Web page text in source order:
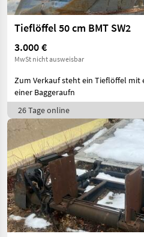
Tieflöffel 50 cm BMT SW2
3.000 €
MwSt nicht ausweisbar
Zum Verkauf steht ein Tieflöffel mit
einer Baggeraufn
26 Tage online